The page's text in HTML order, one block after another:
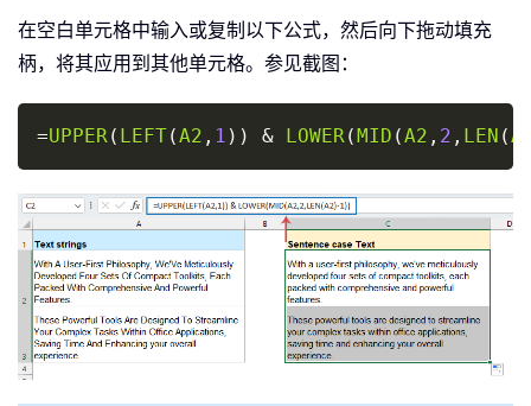
在空白单元格中输入或复制以下公式，然后向下拖动填充
柄，将其应用到其他单元格。参见截图：
=UPPER( LEFT(A2 , 1 ) ) & LOWER( MID (A2 , 2 , LEN (
Copy